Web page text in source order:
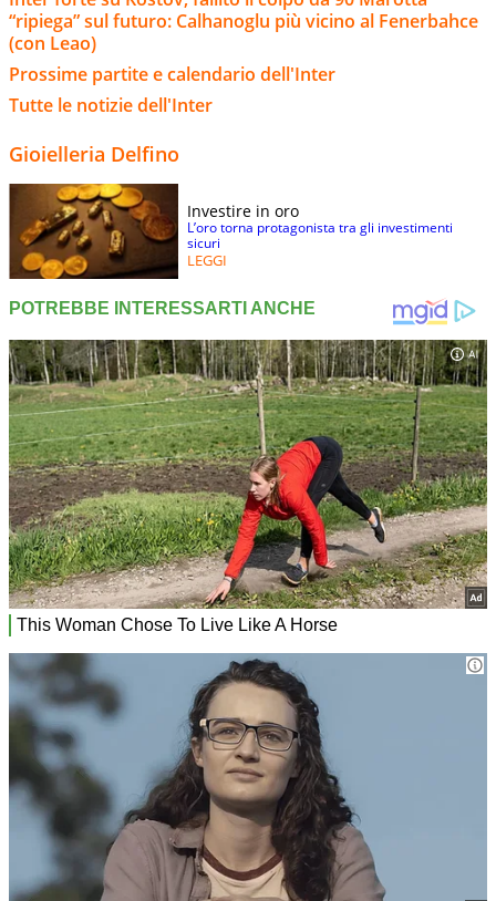
“ripiega” sul futuro: Calhanoglu più vicino al Fenerbahce
(con Leao)
Prossime partite e calendario dell'Inter
Tutte le notizie dell'Inter
Gioielleria Delfino
Investire in oro
L’oro torna protagonista tra gli investimenti
sicuri
LEGGI